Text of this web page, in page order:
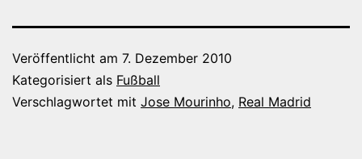
Veröffentlicht am 7. Dezember 2010
Kategorisiert als Fußball
Verschlagwortet mit Jose Mourinho, Real Madrid